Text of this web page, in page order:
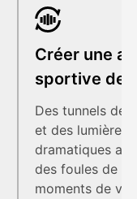
Créer une
sportive de
Des tunnels de
et des lumières
dramatiques
des foules de
moments de